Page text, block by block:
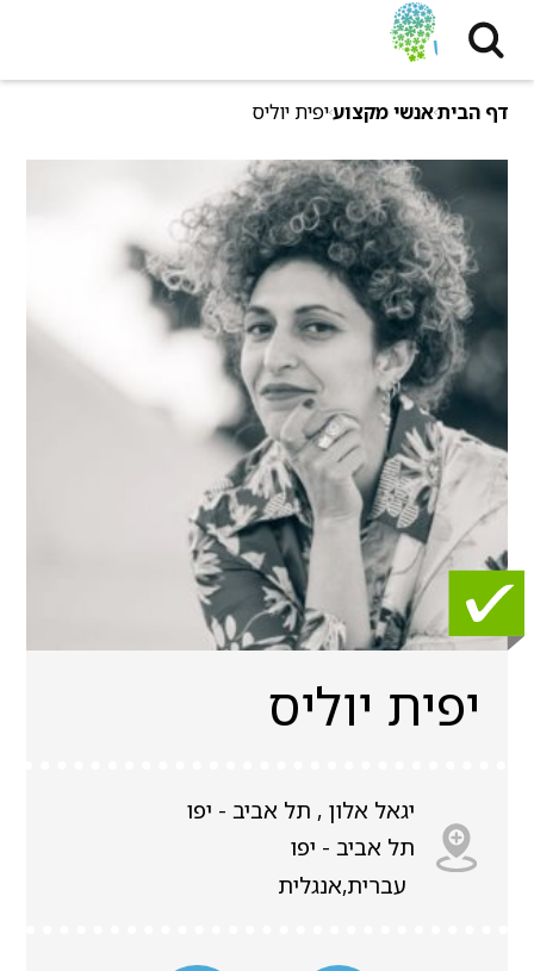
דף הביתאנשי מקצועיפית יוליס
יפית יוליס
יגאל אלון , תל אביב - יפו
תל אביב - יפו
עברית,אנגלית